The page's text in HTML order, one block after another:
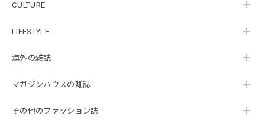
CULTURE
LIFESTYLE
海外の雑誌
マガジンハウスの雑誌
その他のファッション誌